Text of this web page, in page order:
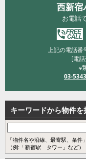
西新宿
お電話
上記の電話番
[電
※
03-
キーワードから物件を
「物件名や沿線、最寄駅、条件
（例:「新宿駅 タワー」など）